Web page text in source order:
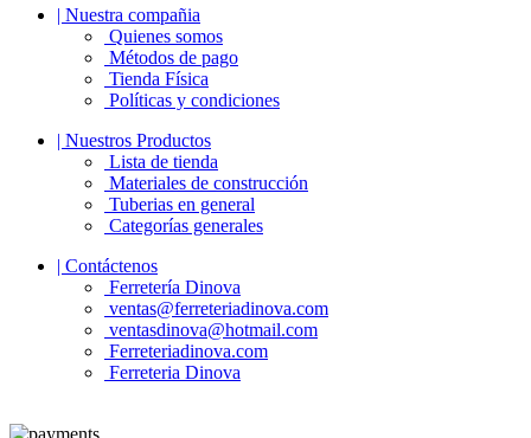
| Nuestra compañia
Quienes somos
Métodos de pago
Tienda Física
Políticas y condiciones
| Nuestros Productos
Lista de tienda
Materiales de construcción
Tuberias en general
Categorías generales
| Contáctenos
Ferretería Dinova
ventas@ferreteriadinova.com
ventasdinova@hotmail.com
Ferreteriadinova.com
Ferreteria Dinova